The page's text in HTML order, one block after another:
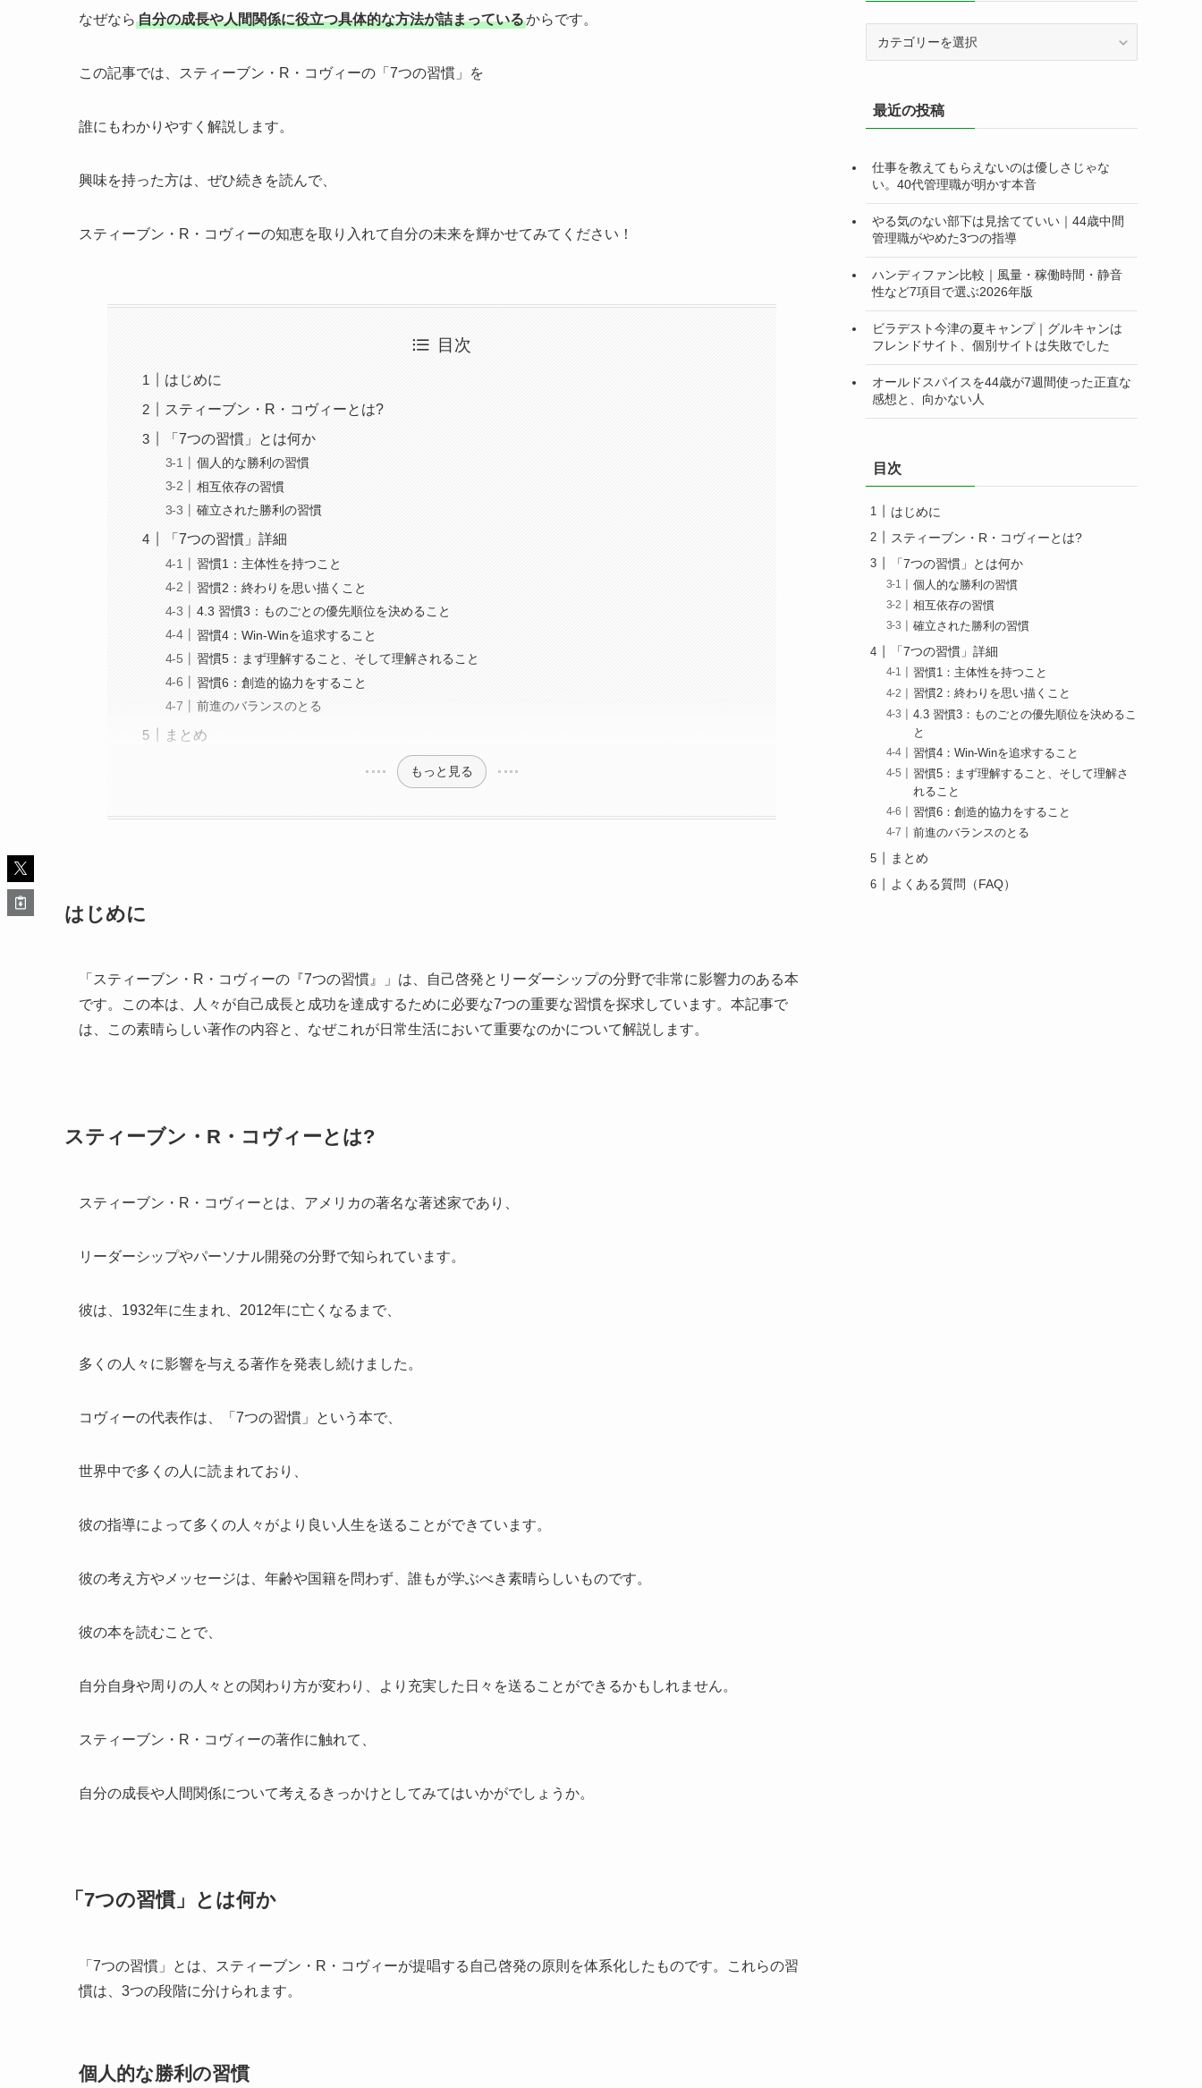
なぜなら 自分の成長や人間関係に役立つ具体的な方法が詰まっているからです。
この記事では、スティーブン・R・コヴィーの「7つの習慣」を
誰にもわかりやすく解説します。
興味を持った方は、ぜひ続きを読んで、
スティーブン・R・コヴィーの知恵を取り入れて自分の未来を輝かせてみてください！
目次
はじめに
スティーブン・R・コヴィーとは?
「7つの習慣」とは何か
個人的な勝利の習慣
相互依存の習慣
確立された勝利の習慣
「7つの習慣」詳細
習慣1：主体性を持つこと
習慣2：終わりを思い描くこと
4.3 習慣3：ものごとの優先順位を決めること
習慣4：Win-Winを追求すること
習慣5：まず理解すること、そして理解されること
習慣6：創造的協力をすること
前進のバランスのとる
まとめ
もっと見る
はじめに
「スティーブン・R・コヴィーの『7つの習慣』」は、自己啓発とリーダーシップの分野で非常に影響力のある本
です。この本は、人々が自己成長と成功を達成するために必要な7つの重要な習慣を探求しています。本記事で
は、この素晴らしい著作の内容と、なぜこれが日常生活において重要なのかについて解説します。
スティーブン・R・コヴィーとは?
スティーブン・R・コヴィーとは、アメリカの著名な著述家であり、
リーダーシップやパーソナル開発の分野で知られています。
彼は、1932年に生まれ、2012年に亡くなるまで、
多くの人々に影響を与える著作を発表し続けました。
コヴィーの代表作は、「7つの習慣」という本で、
世界中で多くの人に読まれており、
彼の指導によって多くの人々がより良い人生を送ることができています。
彼の考え方やメッセージは、年齢や国籍を問わず、誰もが学ぶべき素晴らしいものです。
彼の本を読むことで、
自分自身や周りの人々との関わり方が変わり、より充実した日々を送ることができるかもしれません。
スティーブン・R・コヴィーの著作に触れて、
自分の成長や人間関係について考えるきっかけとしてみてはいかがでしょうか。
「7つの習慣」とは何か
「7つの習慣」とは、スティーブン・R・コヴィーが提唱する自己啓発の原則を体系化したものです。これらの習
慣は、3つの段階に分けられます。
個人的な勝利の習慣
ー最近の投稿
仕事を教えてもらえないのは優しさじゃな
い。40代管理職が明かす本音
やる気のない部下は見捨てていい｜44歳中間
管理職がやめた3つの指導
ハンディファン比較｜風量・稼働時間・静音
性など7項目で選ぶ2026年版
ビラデスト今津の夏キャンプ｜グルキャンは
フレンドサイト、個別サイトは失敗でした
オールドスパイスを44歳が7週間使った正直な
感想と、向かない人
目次
はじめに
スティーブン・R・コヴィーとは?
「7つの習慣」とは何か
個人的な勝利の習慣
相互依存の習慣
確立された勝利の習慣
「7つの習慣」詳細
習慣1：主体性を持つこと
習慣2：終わりを思い描くこと
4.3 習慣3：ものごとの優先順位を決めるこ
と
習慣4：Win-Winを追求すること
習慣5：まず理解すること、そして理解さ
れること
習慣6：創造的協力をすること
前進のバランスのとる
まとめ
よくある質問（FAQ）